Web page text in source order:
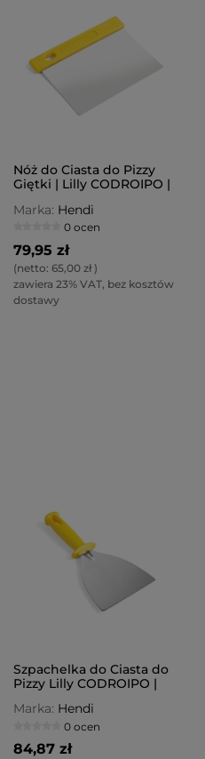
Nóż do Ciasta do Pizzy
Giętki | Lilly CODROIPO |
Marka: Hendi
0 ocen
79,95 zł
(netto: 65,00 zł)
zawiera 23% VAT, bez kosztów
dostawy
Szpachelka do Ciasta do
Pizzy Lilly CODROIPO |
Marka: Hendi
0 ocen
84,87 zł